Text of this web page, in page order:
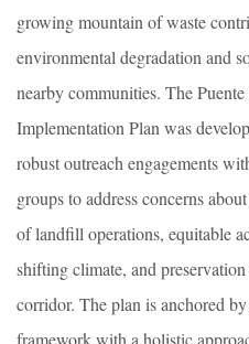
growing mountain of waste
environmental degradation and
nearby communities. The
Implementation Plan was
robust outreach engagements
groups to address concerns
of landfill operations, equitable
shifting climate, and
corridor. The plan is anchored
framework with a holistic